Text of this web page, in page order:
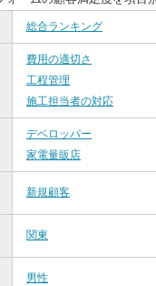
総合ランキング
費用の適切さ
工程管理
施工担当者の対応
デベロッパー
家電量販店
新規顧客
関東
男性